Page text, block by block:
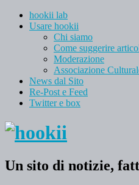
hookii lab
Usare hookii
Chi siamo
Come suggerire
Moderazione
Associazione
News dal Sito
Re-Post e Feed
Twitter e box
Un sito di notizie,